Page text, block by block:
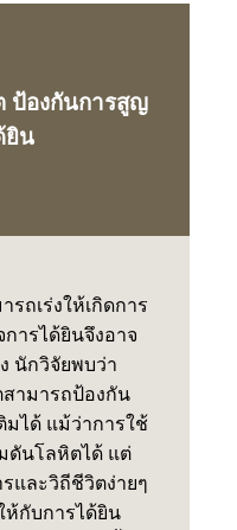
ป้องกันการสูญ
ยิน
เร่งให้เกิดการ
ารได้ยินจึงอาจ
นักวิจัยพบว่า
ามารถป้องกัน
มได้ แม้ว่าการใช้
ดันโลหิตได้ แต่
และวิถีชีวิตง่ายๆ
ห้กับการได้ยิน